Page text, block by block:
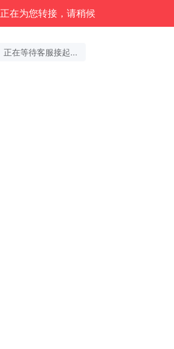
正在为您转接，请稍候
正在等待客服接起...